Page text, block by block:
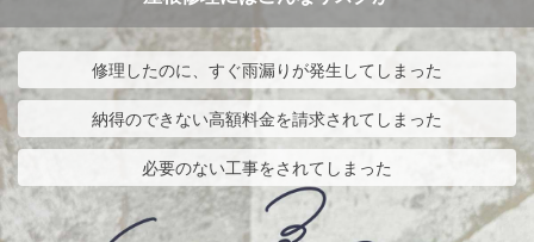
修理したのに、すぐ雨漏りが発生してしまった
納得のできない高額料金を請求されてしまった
必要のない工事をされてしまった